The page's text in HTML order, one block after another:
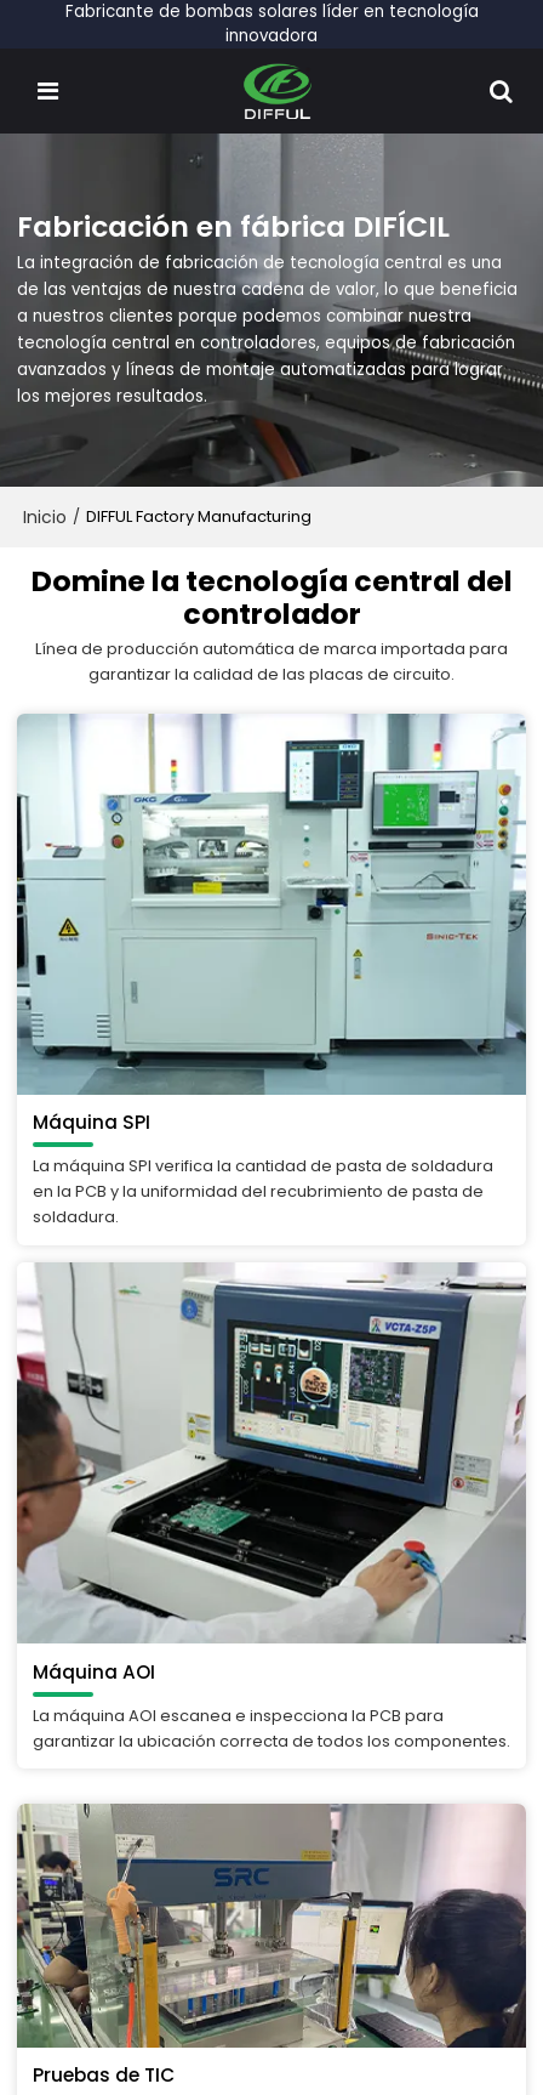
Fabricante de bombas solares líder en tecnología
innovadora
Fabricación en fábrica DIFÍCIL
La integración de fabricación de tecnología central es una
de las ventajas de nuestra cadena de valor, lo que beneficia
a nuestros clientes porque podemos combinar nuestra
tecnología central en controladores, equipos de fabricación
avanzados y líneas de montaje automatizadas para lograr
los mejores resultados.
Inicio / DIFFUL Factory Manufacturing
Domine la tecnología central del
controlador
Línea de producción automática de marca importada para
garantizar la calidad de las placas de circuito.
Máquina SPI
La máquina SPI verifica la cantidad de pasta de soldadura
en la PCB y la uniformidad del recubrimiento de pasta de
soldadura.
Máquina AOI
La máquina AOI escanea e inspecciona la PCB para
garantizar la ubicación correcta de todos los componentes.
Pruebas de TIC